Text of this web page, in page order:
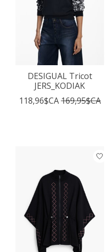
DESIGUAL Tricot
JERS_KODIAK
118,96$CA169,95$CA